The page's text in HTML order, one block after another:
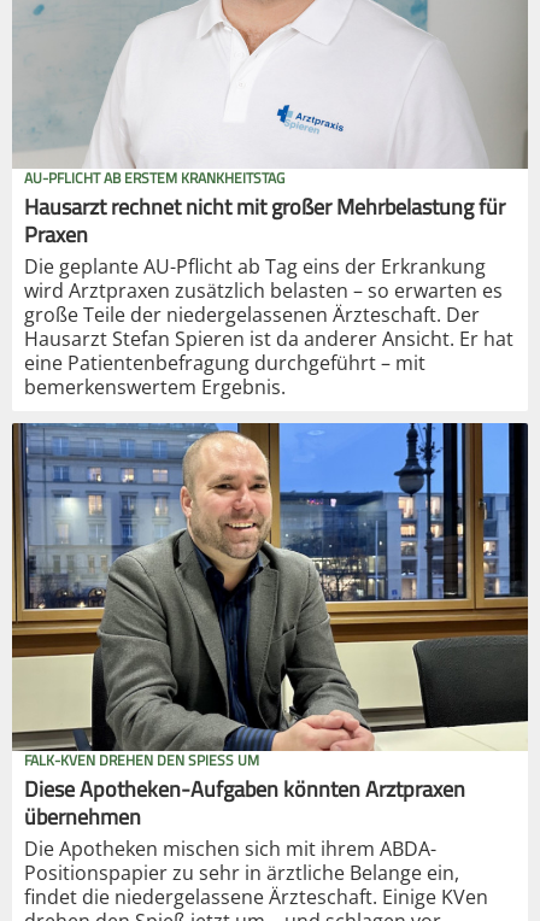
AU-PFLICHT AB ERSTEM KRANKHEITSTAG
Hausarzt rechnet nicht mit großer Mehrbelastung für
Praxen
Die geplante AU-Pflicht ab Tag eins der Erkrankung
wird Arztpraxen zusätzlich belasten – so erwarten es
große Teile der niedergelassenen Ärzteschaft. Der
Hausarzt Stefan Spieren ist da anderer Ansicht. Er hat
eine Patientenbefragung durchgeführt – mit
bemerkenswertem Ergebnis.
FALK-KVEN DREHEN DEN SPIESS UM
Diese Apotheken-Aufgaben könnten Arztpraxen
übernehmen
Die Apotheken mischen sich mit ihrem ABDA-
Positionspapier zu sehr in ärztliche Belange ein,
findet die niedergelassene Ärzteschaft. Einige KVen